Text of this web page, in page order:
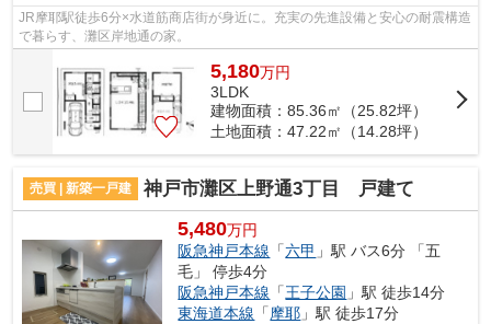
JR摩耶駅徒歩6分×水道筋商店街が身近に。充実の先進設備と安心の耐震構造
で暮らす、灘区岸地通の家。
5,180万円
3LDK
建物面積：85.36㎡（25.82坪）
土地面積：47.22㎡（14.28坪）
売買 | 新築一戸建 神戸市灘区上野通3丁目 戸建て
5,480万円
阪急神戸本線 「六甲 」駅 バス6分 「五
毛」 停歩4分
阪急神戸本線 「王子公園 」駅 徒歩14分
東海道本線 「摩耶 」駅 徒歩17分